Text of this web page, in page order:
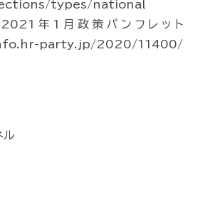
types/national
年1月政策パンフレット
party.jp/2020/11400/
ル